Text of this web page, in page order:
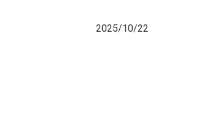
2025/10/22